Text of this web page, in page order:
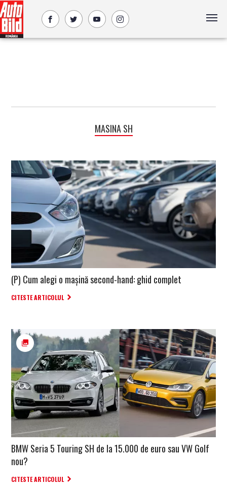
MASINA SH
(P) Cum alegi o mașină second-hand: ghid complet
CITESTE ARTICOLUL
BMW Seria 5 Touring SH de la 15.000 de euro sau VW Golf
nou?
CITESTE ARTICOLUL